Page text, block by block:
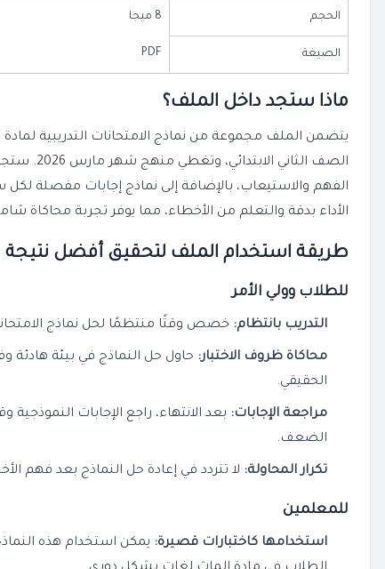
الحجم 8 ميجا
الصيغة PDF
ماذا ستجد داخل الملف؟
الصف
الفهم والاستيعاب، بالإضافة إلى نماذج إجابات مفصلة لكل
الأداء بدقة والتعلم من الأخطاء، مما يوفر تجربة محاكاة
طريقة استخدام الملف لتحقيق أفضل نتيجة
للطلاب وولي الأمر
التدريب بانتظام: خصص وقتًا منتظمًا لحل نماذج
محاكاة ظروف الاختبار: حاول حل النماذج في بيئة هادئة
الحقيقي.
مراجعة الإجابات: بعد الانتهاء، راجع الإجابات النموذجية
الضعف.
تكرار المحاولة: لا تتردد في إعادة حل النماذج بعد فهم
للمعلمين
استخدامها كاختبارات قصيرة: يمكن استخدام هذه